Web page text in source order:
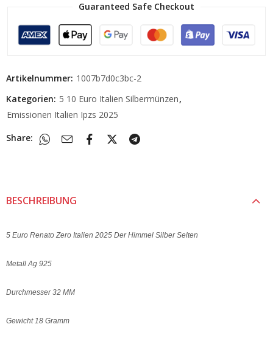
Guaranteed Safe Checkout
Artikelnummer: 1007b7d0c3bc-2
Kategorien: 5 10 Euro Italien Silbermünzen,
Emissionen Italien Ipzs 2025
Share:
BESCHREIBUNG
5 Euro Renato Zero Italien 2025 Der Himmel Silber Selten
Metall Ag 925
Durchmesser 32 MM
Gewicht 18 Gramm